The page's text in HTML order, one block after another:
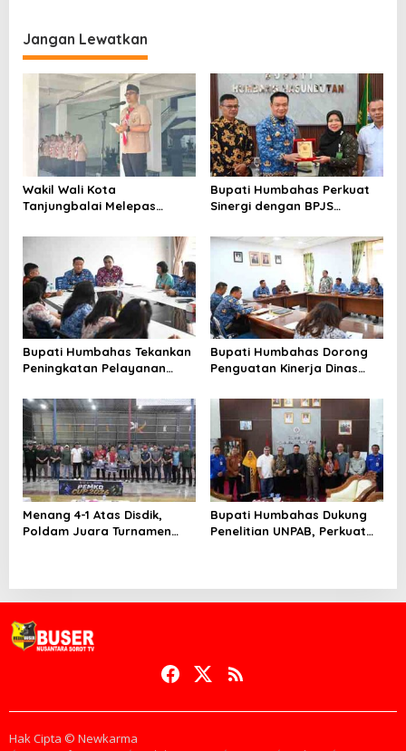
Jangan Lewatkan
Wakil Wali Kota
Tanjungbalai Melepas
Kontingen Pramuka
Tanjungbalai Ikuti Jamnas
XII di Cibubur
Bupati Humbahas Perkuat
Sinergi dengan BPJS
Perluas Perlindungan
Pekerja
Bupati Humbahas Tekankan
Peningkatan Pelayanan
Utamakan Profesionalisme
dan Integritas
Bupati Humbahas Dorong
Penguatan Kinerja Dinas
SDM Berkualitas
Menang 4-1 Atas Disdik,
Poldam Juara Turnamen
Bupati Humbahas Dukung
Penelitian UNPAB, Perkuat
Hak Cipta © Newkarma